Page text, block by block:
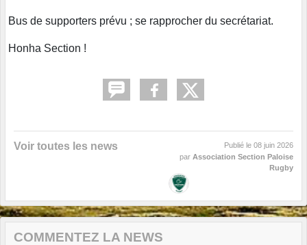
Bus de supporters prévu ; se rapprocher du secrétariat.
Honha Section !
Voir toutes les news Publié le 08 juin 2026
par Association Section Paloise
Rugby
COMMENTEZ LA NEWS